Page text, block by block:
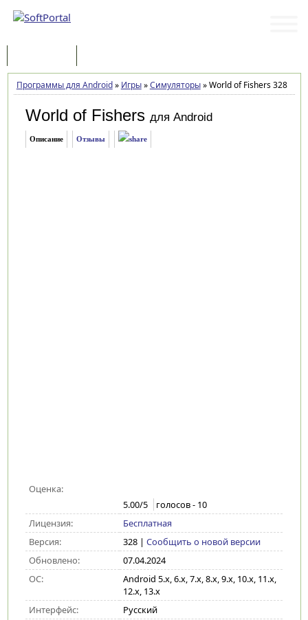
Программы для Android» Игры»Симуляторы»World of Fishers 328
World of Fishers для Android
Описание Отзывы
Оценка:
5.00/5 голосов - 10
Лицензия:
Бесплатная
Версия:
328| Сообщить о новой версии
Обновлено:
07.04.2024
ОС:
Android 5.x, 6.x, 7.x, 8.x, 9.x, 10.x, 11.x,
12.x, 13.x
Интерфейс:
Русский